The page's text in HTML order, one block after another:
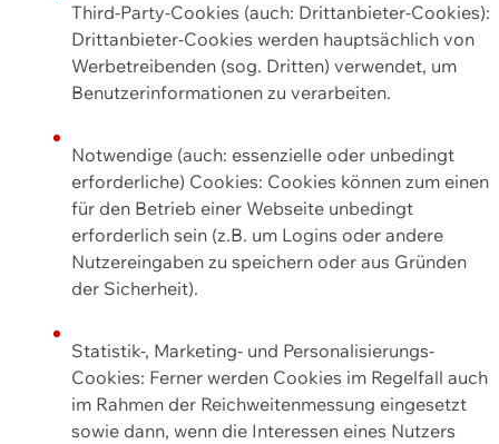
Third-Party-Cookies (auch: Drittanbieter-Cookies):
Drittanbieter-Cookies werden hauptsächlich von
Werbetreibenden (sog. Dritten) verwendet, um
Benutzerinformationen zu verarbeiten.
Notwendige (auch: essenzielle oder unbedingt
erforderliche) Cookies: Cookies können zum einen
für den Betrieb einer Webseite unbedingt
erforderlich sein (z.B. um Logins oder andere
Nutzereingaben zu speichern oder aus Gründen
der Sicherheit).
Statistik-, Marketing- und Personalisierungs-
Cookies: Ferner werden Cookies im Regelfall auch
im Rahmen der Reichweitenmessung eingesetzt
sowie dann, wenn die Interessen eines Nutzers